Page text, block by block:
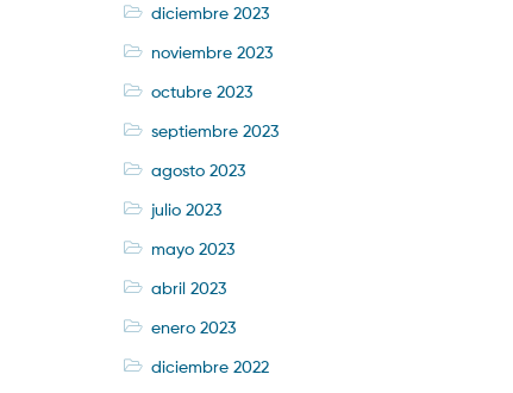
diciembre 2023
noviembre 2023
octubre 2023
septiembre 2023
agosto 2023
julio 2023
mayo 2023
abril 2023
enero 2023
diciembre 2022